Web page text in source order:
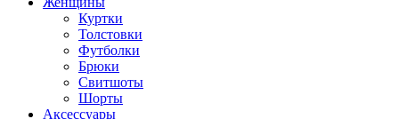
Куртки
Толстовки
Футболки
Брюки
Свитшоты
Шорты
Аксессуары